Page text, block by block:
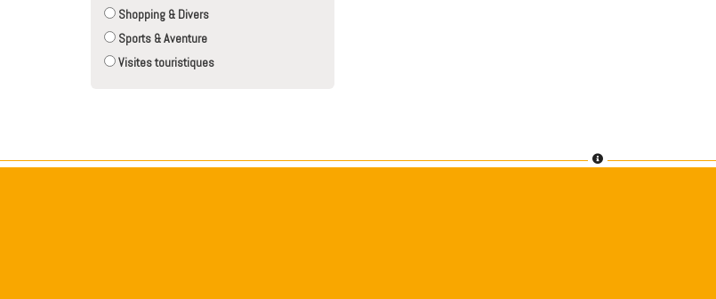
Shopping & Divers
Sports & Aventure
Visites touristiques